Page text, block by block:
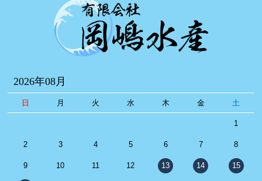
2026年08月
日 月 火 水 木 金 土
1
2 3 4 5 6 7 8
9 10 11 12 13 14 15